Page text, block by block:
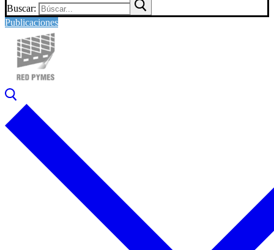
Buscar:
Publicaciones